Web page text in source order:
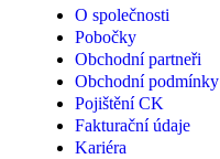
O společnosti
Pobočky
Obchodní partneři
Obchodní podmínky
Pojištění CK
Fakturační údaje
Kariéra